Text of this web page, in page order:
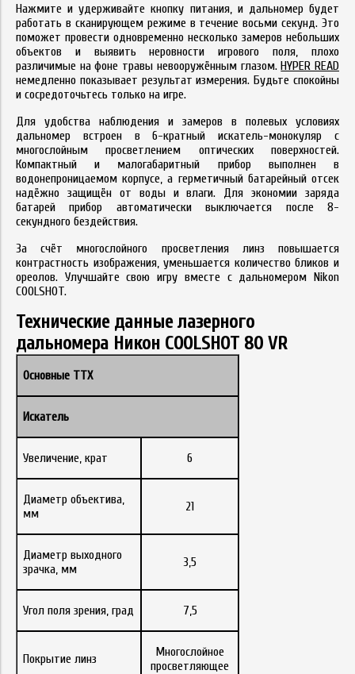
Нажмите и удерживайте кнопку питания, и дальномер будет
работать в сканирующем режиме в течение восьми секунд. Это
поможет провести одновременно несколько замеров небольших
объектов и выявить неровности игрового поля, плохо
различимые на фоне травы невооружённым глазом.HYPER READ
немедленно показывает результат измерения. Будьте спокойны
и сосредоточьтесь только на игре.
Для удобства наблюдения и замеров в полевых условиях
дальномер встроен в 6-кратный искатель-монокуляр с
многослойным просветлением оптических поверхностей.
Компактный и малогабаритный прибор выполнен в
водонепроницаемом корпусе, а герметичный батарейный отсек
надёжно защищён от воды и влаги. Для экономии заряда
батарей прибор автоматически выключается после 8-
секундного бездействия.
За счёт многослойного просветления линз повышается
контрастность изображения, уменьшается количество бликов и
ореолов. Улучшайте свою игру вместе с дальномером Nikon
COOLSHOT.
Технические данные лазерного
дальномера Никон COOLSHOT 80 VR
Основные ТТХ
Искатель
Увеличение, крат 6
Диаметр объектива,
мм
21
Диаметр выходного
зрачка, мм
3,5
Угол поля зрения, град 7,5
Покрытие линз
Многослойное
просветляющее